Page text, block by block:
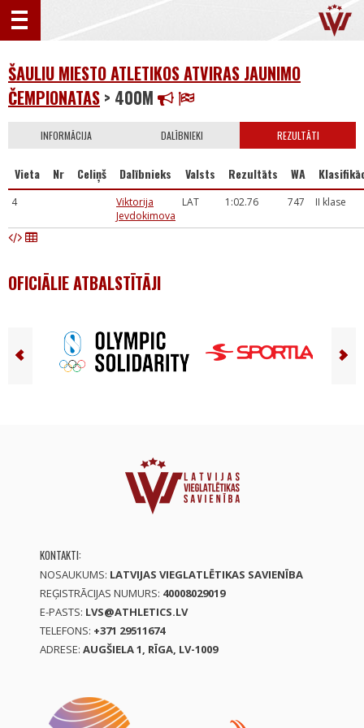
ŠAULIU MIESTO ATLETIKOS ATVIRAS JAUNIMO
ČEMPIONATAS > 400M
INFORMĀCIJA DALĪBNIEKI REZULTĀTI
Vieta Nr Celiņš Dalībnieks Valsts Rezultāts WA
4
Viktorija
Jevdokimova
LAT 1:02.76 747 II klase
OFICIĀLIE ATBALSTĪTĀJI
KONTAKTI:
NOSAUKUMS: LATVIJAS VIEGLATLĒTIKAS SAVIENĪBA
REĢISTRĀCIJAS NUMURS: 40008029019
E-PASTS: LVS@ATHLETICS.LV
TELEFONS: +371 29511674
ADRESE: AUGŠIELA 1, RĪGA, LV-1009